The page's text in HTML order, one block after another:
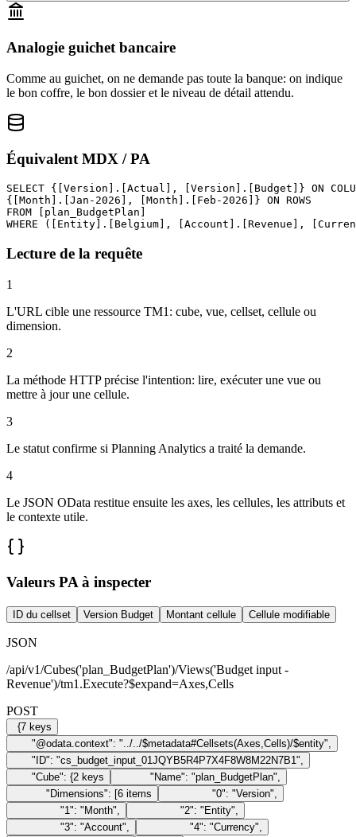
Analogie guichet bancaire
Comme au guichet, on ne demande pas toute la banque: on indique
le bon coffre, le bon dossier et le niveau de détail attendu.
Équivalent MDX / PA
SELECT {[Version].[Actual], [Version].[Budget]} ON
{[Month].[Jan-2026], [Month].[Feb-2026]} ON ROWS
FROM [plan_BudgetPlan]
WHERE ([Entity].[Belgium], [Account].[Revenue],
Lecture de la requête
1
L'URL cible une ressource TM1: cube, vue, cellset, cellule ou
dimension.
2
La méthode HTTP précise l'intention: lire, exécuter une vue ou
mettre à jour une cellule.
3
Le statut confirme si Planning Analytics a traité la demande.
4
Le JSON OData restitue ensuite les axes, les cellules, les attributs et
le contexte utile.
Valeurs PA à inspecter
ID du cellset Version Budget Montant cellule Cellule modifiable
JSON
/api/v1/Cubes('plan_BudgetPlan')/Views('Budget input -
Revenue')/tm1.Execute?$expand=Axes,Cells
POST
{7 keys
"@odata.context": "../../$metadata#Cellsets(Axes,Cells)/$entity",
"ID": "cs_budget_input_01JQYB5R4P7X4F8W8M22N7B1",
"Cube": {2 keys "Name": "plan_BudgetPlan",
"Dimensions": [6 items "0": "Version",
"1": "Month", "2": "Entity",
"3": "Account", "4": "Currency",